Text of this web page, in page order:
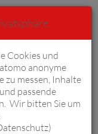
0
Cookies und
anonyme
zu messen, Inhalte
passende
Wir bitten Sie um
)